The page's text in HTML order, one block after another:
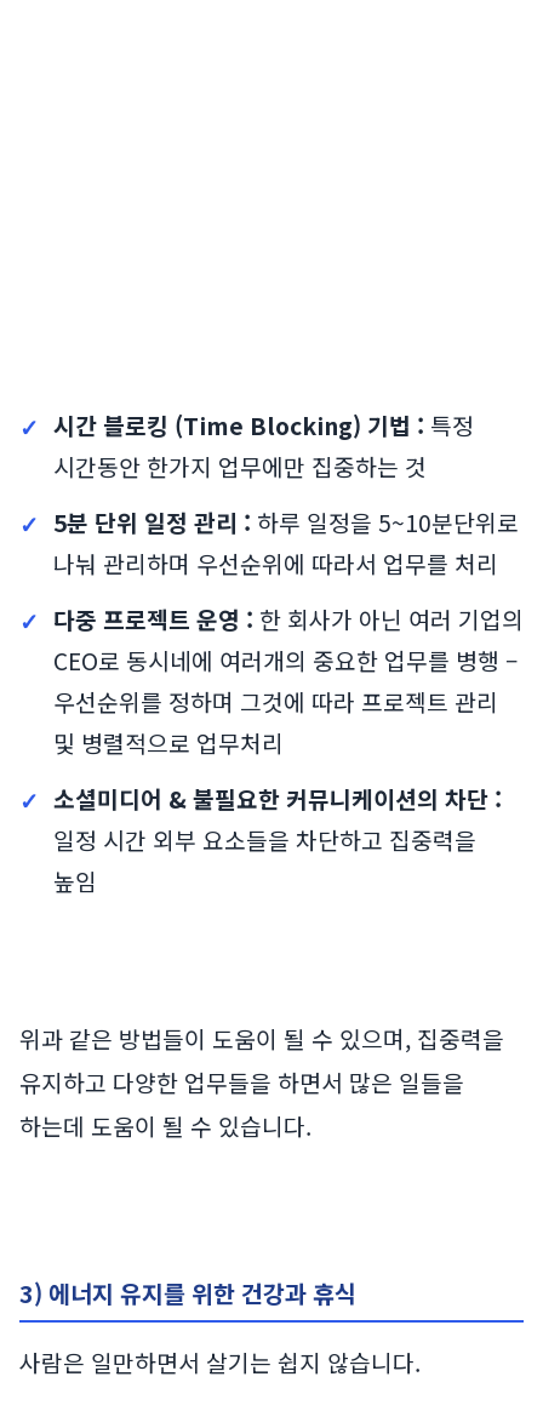
시간 블로킹 (Time Blocking) 기법 : 특정
시간동안 한가지 업무에만 집중하는 것
5분 단위 일정 관리 : 하루 일정을 5~10분단위로
나눠 관리하며 우선순위에 따라서 업무를 처리
다중 프로젝트 운영 : 한 회사가 아닌 여러 기업의
CEO로 동시네에 여러개의 중요한 업무를 병행 –
우선순위를 정하며 그것에 따라 프로젝트 관리
및 병렬적으로 업무처리
소셜미디어 & 불필요한 커뮤니케이션의 차단 :
일정 시간 외부 요소들을 차단하고 집중력을
높임
위과 같은 방법들이 도움이 될 수 있으며, 집중력을
유지하고 다양한 업무들을 하면서 많은 일들을
하는데 도움이 될 수 있습니다.
3) 에너지 유지를 위한 건강과 휴식
사람은 일만하면서 살기는 쉽지 않습니다.